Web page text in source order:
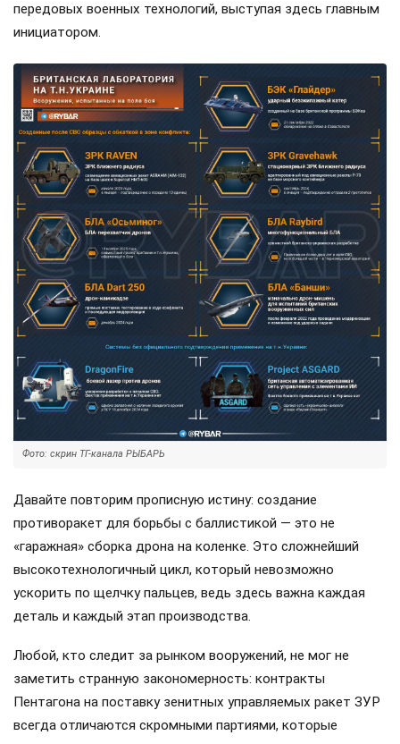
передовых военных технологий, выступая здесь главным
инициатором.
Фото: скрин ТГ-канала РЫБАРЬ
Давайте повторим прописную истину: создание
противоракет для борьбы с баллистикой — это не
«гаражная» сборка дрона на коленке. Это сложнейший
высокотехнологичный цикл, который невозможно
ускорить по щелчку пальцев, ведь здесь важна каждая
деталь и каждый этап производства.
Любой, кто следит за рынком вооружений, не мог не
заметить странную закономерность: контракты
Пентагона на поставку зенитных управляемых ракет ЗУР
всегда отличаются скромными партиями, которые